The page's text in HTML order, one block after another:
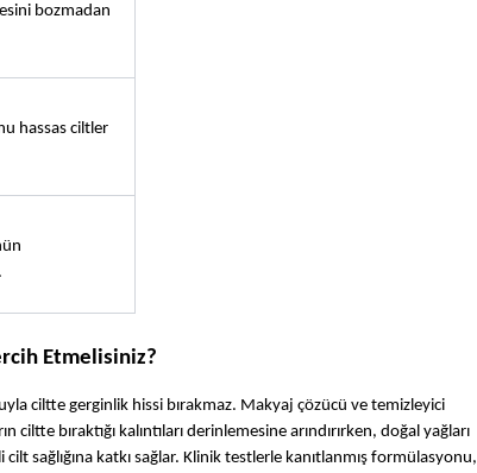
bozmadan
hassas ciltler
Etmelisiniz?
ciltte gerginlik hissi bırakmaz. Makyaj çözücü ve temizleyici
bıraktığı kalıntıları derinlemesine arındırırken, doğal yağları
sağlığına katkı sağlar. Klinik testlerle kanıtlanmış formülasyonu,